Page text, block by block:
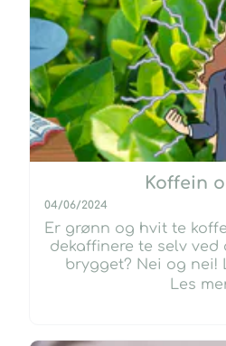
Koffein
04/06/2024
Er grønn og hvit te
dekaffinere te selv ved
brygget? Nei og nei!
Les